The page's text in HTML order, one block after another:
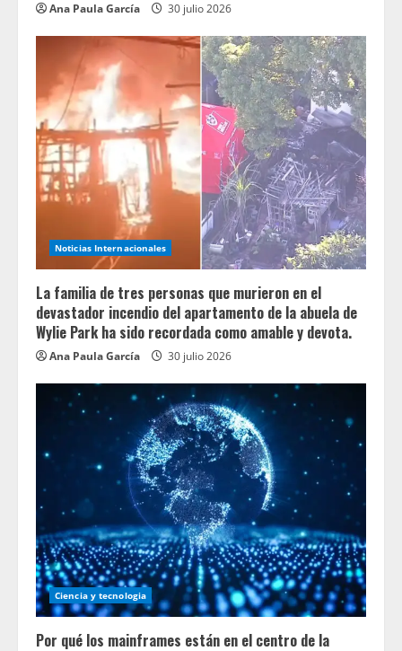
Ana Paula García 30 julio 2026
Noticias Internacionales
La familia de tres personas que murieron en el
devastador incendio del apartamento de la abuela de
Wylie Park ha sido recordada como amable y devota.
Ana Paula García 30 julio 2026
Ciencia y tecnologia
Por qué los mainframes están en el centro de la